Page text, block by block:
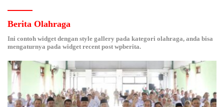
Berita Olahraga
Ini contoh widget dengan style gallery pada kategori olahraga, anda bisa
mengaturnya pada widget recent post wpberita.